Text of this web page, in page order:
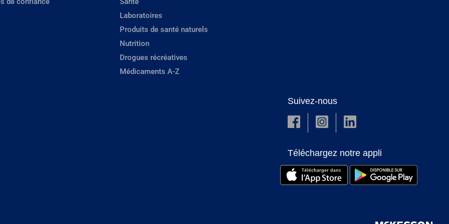
Laboratoires
Produits de santé naturels
Nutrition
Drogues récréatives
Médicaments A-Z
Suivez-nous
Téléchargez notre appli